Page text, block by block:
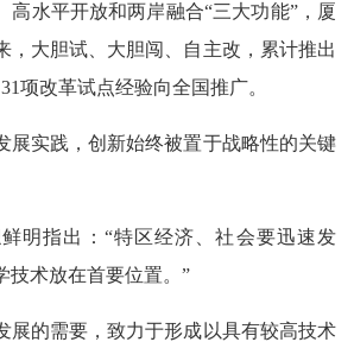
水平开放和两岸融合“三大功能”，厦
，大胆试、大胆闯、自主改，累计推出
项改革试点经验向全国推广。
实践，创新始终被置于战略性的关键
指出：“特区经济、社会要迅速发
技术放在首要位置。”
的需要，致力于形成以具有较高技术